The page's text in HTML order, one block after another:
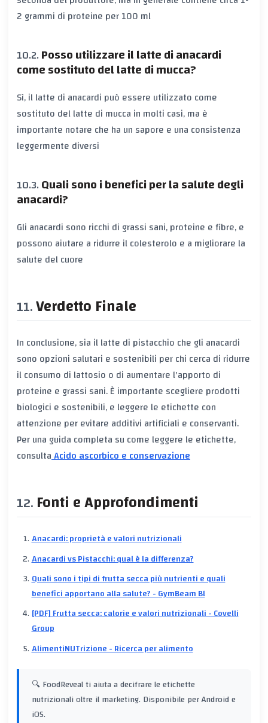
2 grammi di proteine per 100 ml
Posso utilizzare il latte di anacardi
come sostituto del latte di mucca?
Sì, il latte di anacardi può essere utilizzato come
sostituto del latte di mucca in molti casi, ma è
importante notare che ha un sapore e una consistenza
leggermente diversi
Quali sono i benefici per la salute degli
anacardi?
Gli anacardi sono ricchi di grassi sani, proteine e fibre, e
possono aiutare a ridurre il colesterolo e a migliorare la
salute del cuore
Verdetto Finale
In conclusione, sia il latte di pistacchio che gli anacardi
sono opzioni salutari e sostenibili per chi cerca di ridurre
il consumo di lattosio o di aumentare l'apporto di
proteine e grassi sani. È importante scegliere prodotti
biologici e sostenibili, e leggere le etichette con
attenzione per evitare additivi artificiali e conservanti.
Per una guida completa su come leggere le etichette,
consultaAcido ascorbico e conservazione
Fonti e Approfondimenti
Anacardi: proprietà e valori nutrizionali
Anacardi vs Pistacchi: qual è la differenza?
Quali sono i tipi di frutta secca più nutrienti e quali
benefici apportano alla salute? - GymBeam Bl
[PDF] Frutta secca: calorie e valori nutrizionali - Covelli
Group
AlimentiNUTrizione - Ricerca per alimento
🔍 FoodReveal ti aiuta a decifrare le etichette
nutrizionali oltre il marketing. Disponibile per Android e
iOS.